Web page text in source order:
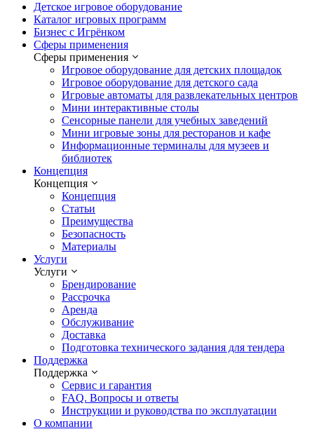
Детское игровое оборудование
Каталог игровых программ
Бизнес с Игрёнком
Сферы применения
Сферы применения
Игровое оборудование для детских площадок
Игровое оборудование для детского сада
Игровые автоматы для развлекательных центров
Мини интерактивные столы
Сенсорные панели для учебных заведений
Мини игровые зоны для ресторанов и кафе
Информационные терминалы для музеев и
библиотек
Концепция
Концепция
Концепция
Статьи
Преимущества
Безопасность
Материалы
Услуги
Услуги
Брендирование
Рассрочка
Аренда
Обслуживание
Доставка
Подготовка технического задания для тендера
Поддержка
Поддержка
Сервис и гарантия
FAQ. Вопросы и ответы
Инструкции и руководства по эксплуатации
О компании